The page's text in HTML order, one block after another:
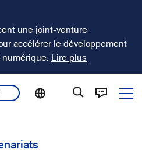
une joint-venture
accélérer le développement
Lire plus